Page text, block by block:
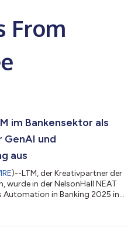
From
im Bankensektor als
und
aus
)--LTM, der Kreativpartner der
wurde in der NelsonHall NEAT
Automation in Banking 2025 in
ihren Mitbewerbern besonders